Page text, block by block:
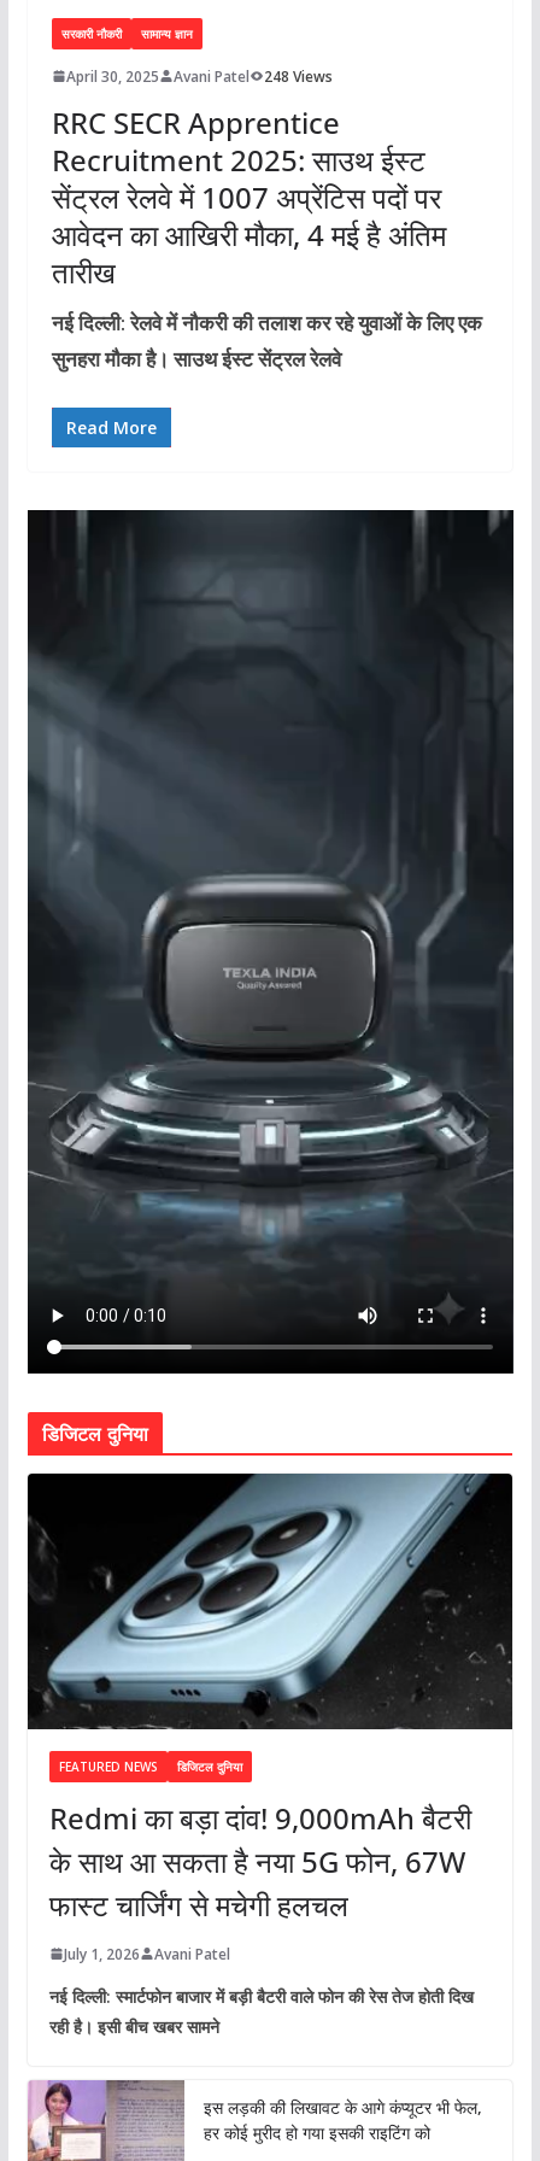
सरकारी नौकरी सामान्य ज्ञान
April 30, 2025 Avani Patel 248 Views
RRC SECR Apprentice
Recruitment 2025: साउथ ईस्ट
सेंट्रल रेलवे में 1007 अप्रेंटिस पदों पर
आवेदन का आखिरी मौका, 4 मई है अंतिम
तारीख
नई दिल्ली: रेलवे में नौकरी की तलाश कर रहे युवाओं के लिए एक
सुनहरा मौका है। साउथ ईस्ट सेंट्रल रेलवे
Read More
डिजिटल दुनिया
FEATURED NEWS डिजिटल दुनिया
Redmi का बड़ा दांव! 9,000mAh बैटरी
के साथ आ सकता है नया 5G फोन, 67W
फास्ट चार्जिंग से मचेगी हलचल
July 1, 2026 Avani Patel
नई दिल्ली: स्मार्टफोन बाजार में बड़ी बैटरी वाले फोन की रेस तेज होती दिख
रही है। इसी बीच खबर सामने
इस लड़की की लिखावट के आगे कंप्यूटर भी फेल,
हर कोई मुरीद हो गया इसकी राइटिंग को